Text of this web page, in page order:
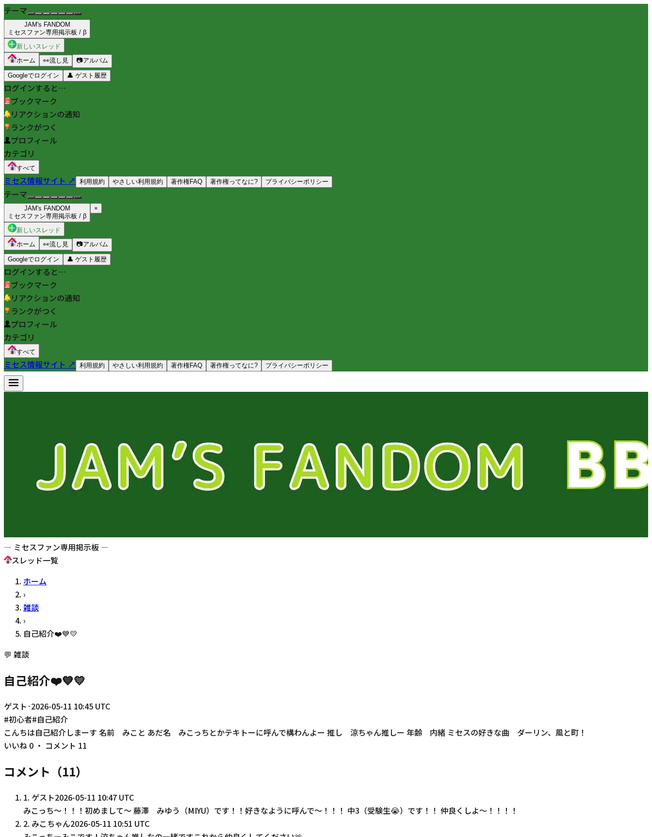
テーマ
JAM's FANDOM
ミセスファン専用掲示板 / β
新しいスレッド
ホーム
👀流し見 📷アルバム
Googleでログイン 👤 ゲスト履歴
ログインすると…
ブックマーク
リアクションの通知
ランクがつく
プロフィール
カテゴリ
すべて
ミセス情報サイト ↗ 利用規約 やさしい利用規約 著作権FAQ 著作権ってなに? プライバシーポリシー
テーマ
JAM's FANDOM
ミセスファン専用掲示板 / β
×
新しいスレッド
ホーム
👀流し見 📷アルバム
Googleでログイン 👤 ゲスト履歴
ログインすると…
ブックマーク
リアクションの通知
ランクがつく
プロフィール
カテゴリ
すべて
ミセス情報サイト ↗ 利用規約 やさしい利用規約 著作権FAQ 著作権ってなに? プライバシーポリシー
— ミセスファン専用掲示板 —
スレッド一覧
ホーム
›
雑談
›
自己紹介❤️💙💛
💬 雑談
自己紹介❤️💙💛
ゲスト ·2026-05-11 10:45 UTC
#初心者#自己紹介
こんちは自己紹介しまーす 名前 みこと あだ名 みこっちとかテキトーに呼んで構わんよー 推し 涼ちゃん推しー 年齢 内緒 ミセスの好きな曲 ダーリン、風と町！
いいね 0 ・ コメント 11
コメント（11）
1. ゲスト2026-05-11 10:47 UTC
みこっち〜！！！初めまして〜 藤澤 みゆう（MIYU）です！！好きなように呼んで〜！！！ 中3（受験生😭）です！！ 仲良くしよ〜！！！！
2. みこちゃん2026-05-11 10:51 UTC